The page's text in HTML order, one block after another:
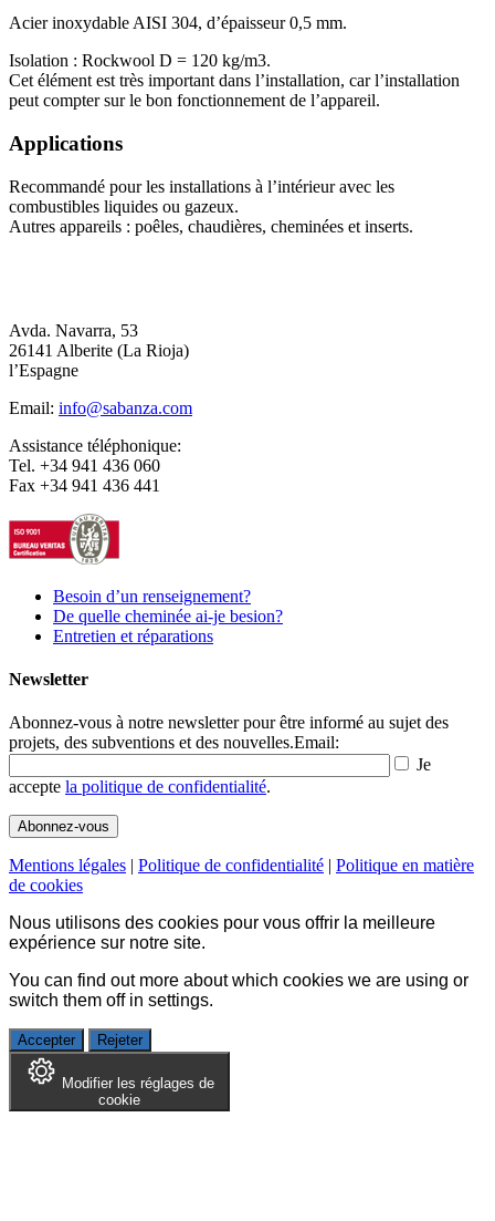
Acier inoxydable AISI 304, d’épaisseur 0,5 mm.
Isolation : Rockwool D = 120 kg/m3.
Cet élément est très important dans l’installation, car l’installation
peut compter sur le bon fonctionnement de l’appareil.
Applications
Recommandé pour les installations à l’intérieur avec les
combustibles liquides ou gazeux.
Autres appareils : poêles, chaudières, cheminées et inserts.
Avda. Navarra, 53
26141 Alberite (La Rioja)
l’Espagne
Email: info@sabanza.com
Assistance téléphonique:
Tel. +34 941 436 060
Fax +34 941 436 441
Besoin d’un renseignement?
De quelle cheminée ai-je besion?
Entretien et réparations
Newsletter
Abonnez-vous à notre newsletter pour être informé au sujet des
projets, des subventions et des nouvelles.Email:
Je
accepte la politique de confidentialité.
Mentions légales | Politique de confidentialité | Politique en matière
de cookies
Nous utilisons des cookies pour vous offrir la meilleure
expérience sur notre site.
You can find out more about which cookies we are using or
switch them off in settings.
Accepter Rejeter
Modifier les réglages de
cookie